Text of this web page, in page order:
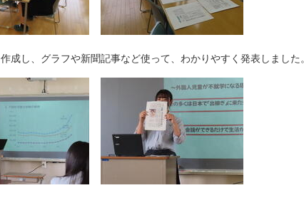
成し、グラフや新聞記事など使って、わかりやすく発表しました。